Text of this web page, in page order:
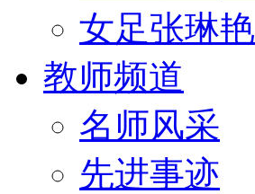
女足张琳艳
教师频道
名师风采
先进事迹